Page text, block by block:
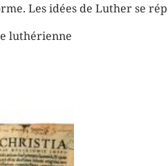
Les idées de Luther se
luthérienne